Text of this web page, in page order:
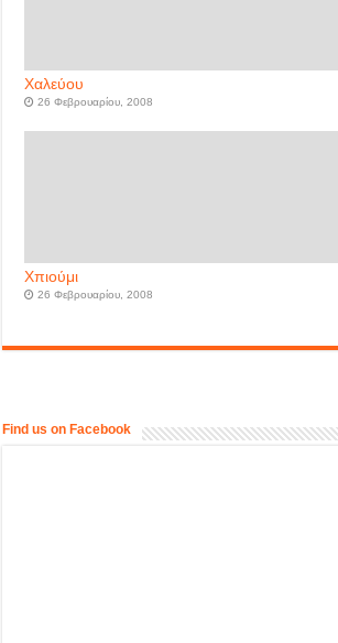
Χαλεύου
26 Φεβρουαρίου, 2008
Χπιούμι
26 Φεβρουαρίου, 2008
Find us on Facebook